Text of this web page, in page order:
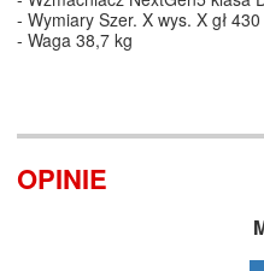
- Wymiary Szer. X wys. X gł
- Waga 38,7 kg
OPINIE